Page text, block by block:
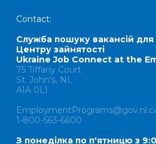
Contact:
Служба пошуку вакансій для
Центру зайнятості
Ukraine Job Connect at the
75 Tiffany Court
St. John's, NL
A1A 0L1
1-800-563-6600
З понеділка по п'ятницю з